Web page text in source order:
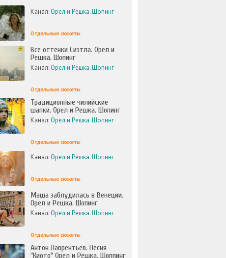
Канал:Орел и Решка. Шопинг
Отдельные сюжеты
Все оттенки Сиэтла. Орел и
Решка. Шопинг
Канал:Орел и Решка. Шопинг
Отдельные сюжеты
Традиционные чилийские
шапки. Орел и Решка. Шопинг
Канал:Орел и Решка. Шопинг
Отдельные сюжеты
Канал:Орел и Решка. Шопинг
Отдельные сюжеты
Маша заблудилась в Венеции.
Орел и Решка. Шопинг
Канал:Орел и Решка. Шопинг
Отдельные сюжеты
Антон Лаврентьев. Песня
"Киото" Орел и Решка. Шоппинг